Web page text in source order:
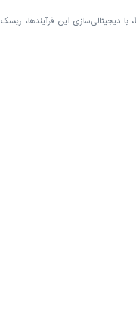
، با دیجیتالی‌سازی این فرآیندها، ریسک